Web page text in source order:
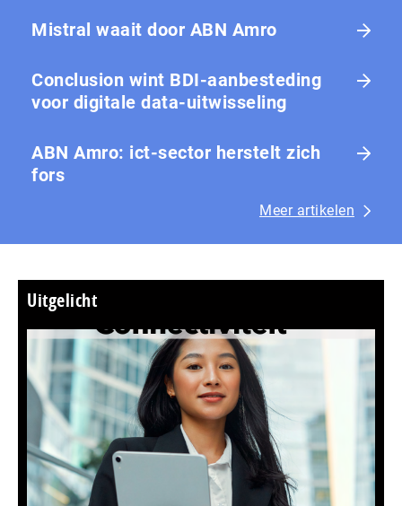
Mistral waait door ABN Amro
Conclusion wint BDI-aanbesteding
voor digitale data-uitwisseling
ABN Amro: ict-sector herstelt zich
fors
Meer artikelen
Uitgelicht